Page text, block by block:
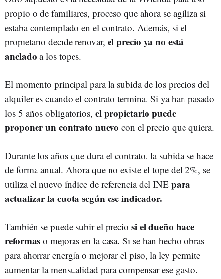
propio o de familiares, proceso que ahora se agiliza si
estaba contemplado en el contrato. Además, si el
propietario decide renovar, el precio ya no está
anclado a los topes.
El momento principal para la subida de los precios del
alquiler es cuando el contrato termina. Si ya han pasado
los 5 años obligatorios, el propietario puede
proponer un contrato nuevo con el precio que quiera.
Durante los años que dura el contrato, la subida se hace
de forma anual. Ahora que no existe el tope del 2%, se
utiliza el nuevo índice de referencia del INE para
actualizar la cuota según ese indicador.
También se puede subir el precio si el dueño hace
reformas o mejoras en la casa. Si se han hecho obras
para ahorrar energía o mejorar el piso, la ley permite
aumentar la mensualidad para compensar ese gasto.